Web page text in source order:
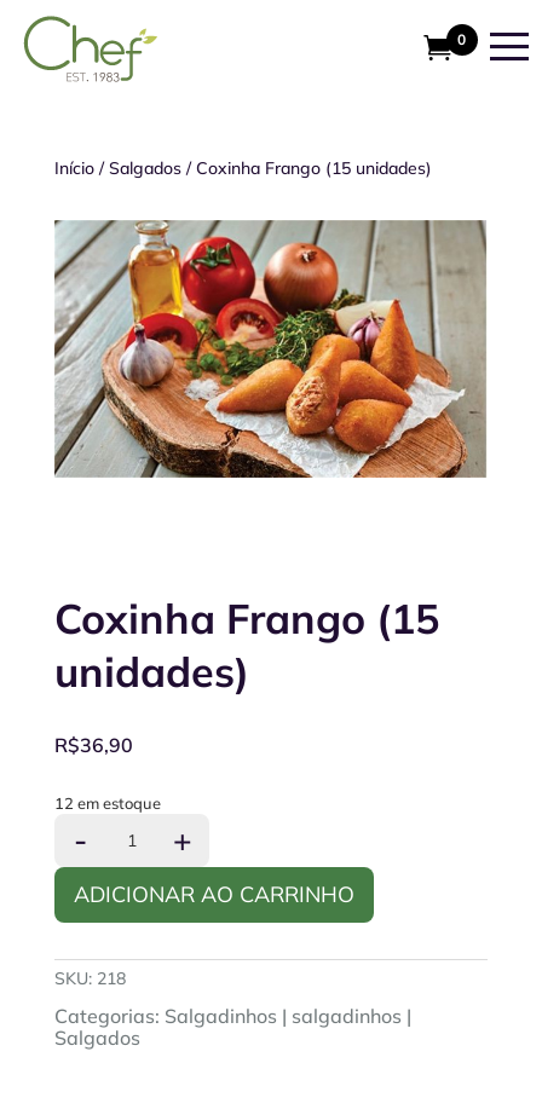
0
Início/Salgados/Coxinha Frango (15 unidades)
Coxinha Frango (15
unidades)
R$36,90
12 em estoque
-
Frango
(15
unidades)
+
ADICIONAR AO CARRINHO
SKU: 218
Categorias: Salgadinhos | salgadinhos |
Salgados